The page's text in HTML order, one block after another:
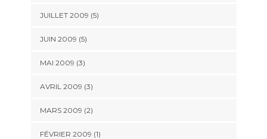
JUILLET 2009 (5)
JUIN 2009 (5)
MAI 2009 (3)
AVRIL 2009 (3)
MARS 2009 (2)
FÉVRIER 2009 (1)